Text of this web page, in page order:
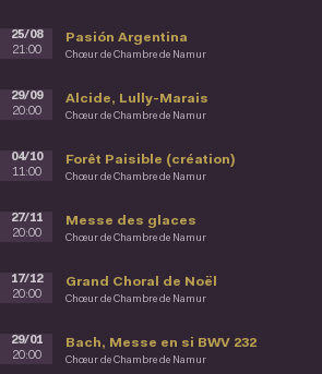
Pasión Argentina
Chœur de Chambre de Namur
25/08
21:00
Alcide, Lully-Marais
Chœur de Chambre de Namur
29/09
20:00
Forêt Paisible (création)
Chœur de Chambre de Namur
04/10
11:00
Messe des glaces
Chœur de Chambre de Namur
27/11
20:00
Grand Choral de Noël
Chœur de Chambre de Namur
17/12
20:00
Bach, Messe en si BWV 232
Chœur de Chambre de Namur
29/01
20:00